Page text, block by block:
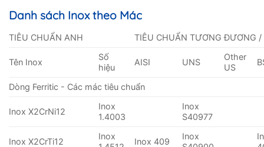
Danh sách Inox theo Mác
TIÊU CHUẨN ANH TIÊU CHUẨN TƯƠNG ĐƯƠNG /
Tên Inox
Số
hiệu
AISI UNS
Other
US
Dòng Ferritic - Các mác tiêu chuẩn
Inox X2CrNi12
Inox
1.4003
Inox
S40977
Inox X2CrTi12
Inox
Inox 409
Inox